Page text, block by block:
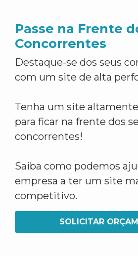
Passe na Frente
Concorrentes
Destaque-se dos seus
com um site de alta
Tenha um site
para ficar na frente dos
concorrentes!
Saiba como podemos
empresa a ter um site
competitivo.
SOLICITAR